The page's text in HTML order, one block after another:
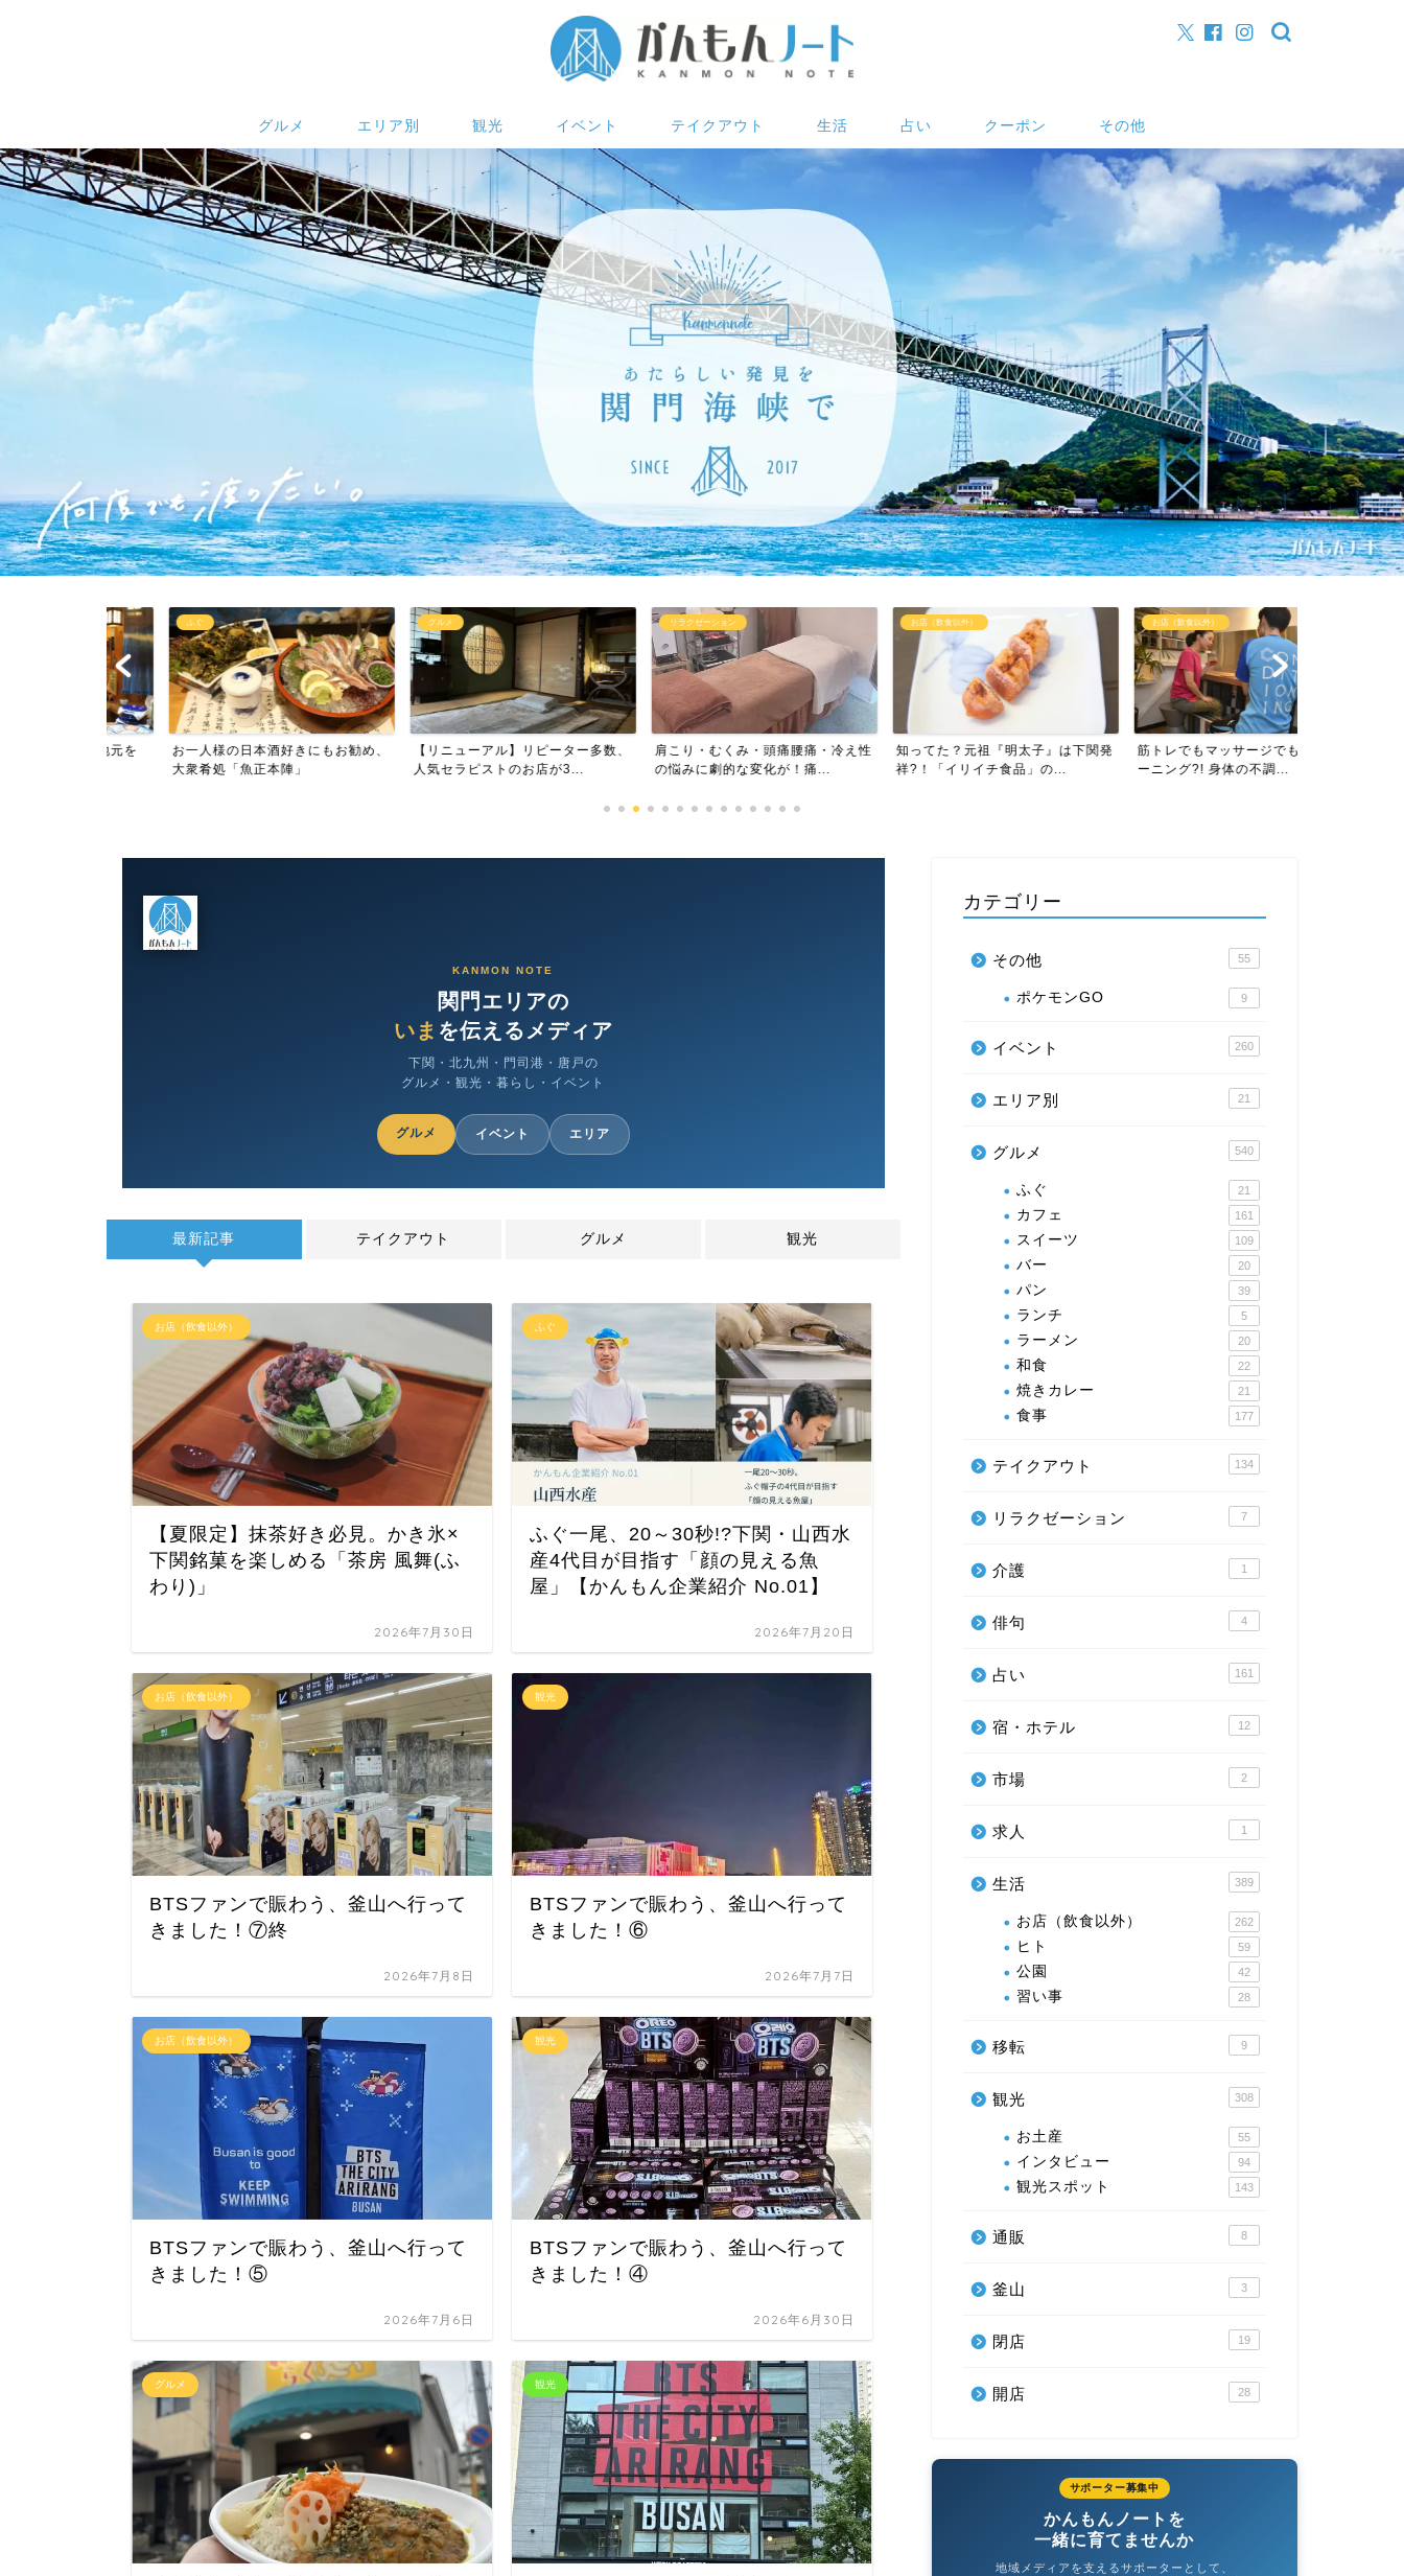
グルメ エリア別 観光 イベント テイクアウト 生活 占い クーポン その他
お一人様の日本酒好きにもお勧め、
大衆肴処「魚正本陣」
グルメ
【リニューアル】リピーター多数、
人気セラピストのお店が3...
リラクゼーション
肩こり・むくみ・頭痛腰痛・冷え性
の悩みに劇的な変化が！痛...
お店（飲食以外）
知ってた？元祖『明太子』は下関発
祥?！「イリイチ食品」の...
お店（飲食以外）
筋トレでもマッサージでもないトレ
ーニング?! 身体の不調...
KANMON NOTE
関門エリアの
いま を伝えるメディア
下関・北九州・門司港・唐戸の
グルメ・観光・暮らし・イベント
グルメ イベント エリア
最新記事 テイクアウト グルメ 観光
お店（飲食以外）
【夏限定】抹茶好き必見。かき氷×
下関銘菓を楽しめる「茶房 風舞(ふ
わり)」
2026年7月30日
ふぐ
ふぐ一尾、20～30秒!?下関・山西水
産4代目が目指す「顔の見える魚
屋」【かんもん企業紹介 No.01】
2026年7月20日
お店（飲食以外）
BTSファンで賑わう、釜山へ行って
きました！⑦終
2026年7月8日
観光
BTSファンで賑わう、釜山へ行って
きました！⑥
2026年7月7日
お店（飲食以外）
BTSファンで賑わう、釜山へ行って
きました！⑤
2026年7月6日
観光
BTSファンで賑わう、釜山へ行って
きました！④
2026年6月30日
グルメ 観光
発見！リピート率９割！キンパが美
味すぎると話題の、隠れた名店
2026年4月13日
2025年2月13日
お土産
【城下町長府ひなまつり】パンとお
お土産
カテゴリー
その他 55
ポケモンGO 9
イベント 260
エリア別 21
グルメ 540
ふぐ 21
カフェ 161
スイーツ 109
バー 20
パン 39
ランチ 5
ラーメン 20
和食 22
焼きカレー 21
食事 177
テイクアウト 134
リラクゼーション 7
介護 1
俳句 4
占い 161
宿・ホテル 12
市場 2
求人 1
生活 389
お店（飲食以外） 262
ヒト 59
公園 42
習い事 28
移転 9
観光 308
お土産 55
インタビュー 94
観光スポット 143
通販 8
釜山 3
閉店 19
開店 28
サポーター募集中
かんもんノートを
一緒に育てませんか
地域メディアを支えるサポーターとして、